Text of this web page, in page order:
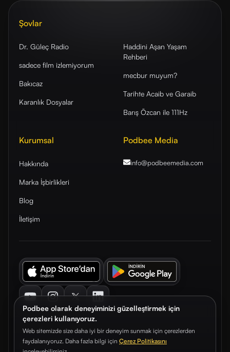
Podbee olarak deneyiminizi güzelleştirmek için
çerezleri kullanıyoruz.
Web sitemizde size daha iyi bir deneyim sunmak için çerezlerden
faydalanıyoruz. Daha fazla bilgi için Çerez Politikasını
Şovlar
Dr. Güleç Radio
sadece film izlemiyorum
Bakıcaz
Karanlık Dosyalar
Haddini Aşan Yaşam
Rehberi
mecbur muyum?
Tarihte Acaib ve Garaib
Barış Özcan ile 111Hz
Kurumsal
Hakkında
Marka İşbirlikleri
Blog
İletişim
Podbee Media
info@podbeemedia.com
© 2026. Podbee Media. Tüm hakları saklıdır.